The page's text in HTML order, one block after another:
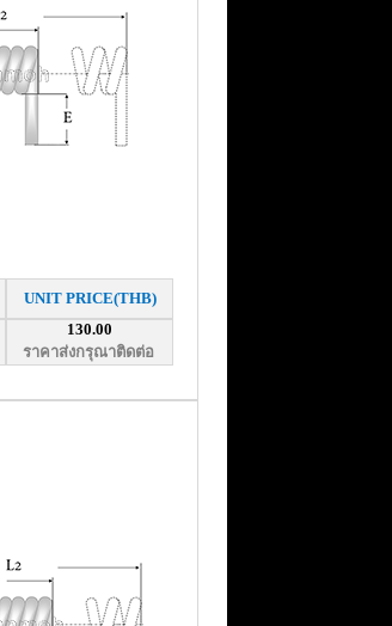
UNIT PRICE(THB)
130.00
ราคาส่งกรุณาติดต่อ